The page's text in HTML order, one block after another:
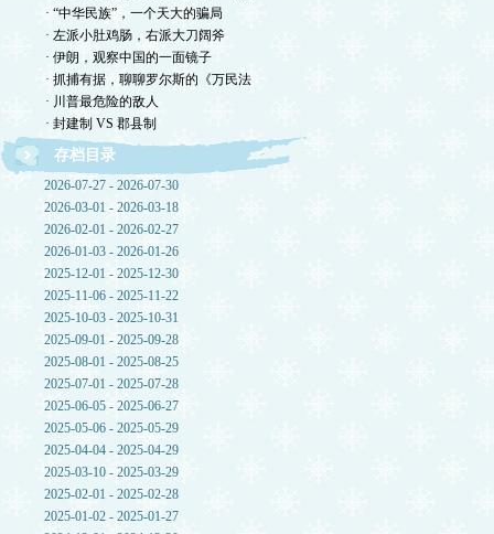
· “中华民族”，一个天大的骗局
· 左派小肚鸡肠，右派大刀阔斧
· 伊朗，观察中国的一面镜子
· 抓捕有据，聊聊罗尔斯的《万民法
· 川普最危险的敌人
· 封建制 VS 郡县制
存档目录
2026-07-27 - 2026-07-30
2026-03-01 - 2026-03-18
2026-02-01 - 2026-02-27
2026-01-03 - 2026-01-26
2025-12-01 - 2025-12-30
2025-11-06 - 2025-11-22
2025-10-03 - 2025-10-31
2025-09-01 - 2025-09-28
2025-08-01 - 2025-08-25
2025-07-01 - 2025-07-28
2025-06-05 - 2025-06-27
2025-05-06 - 2025-05-29
2025-04-04 - 2025-04-29
2025-03-10 - 2025-03-29
2025-02-01 - 2025-02-28
2025-01-02 - 2025-01-27